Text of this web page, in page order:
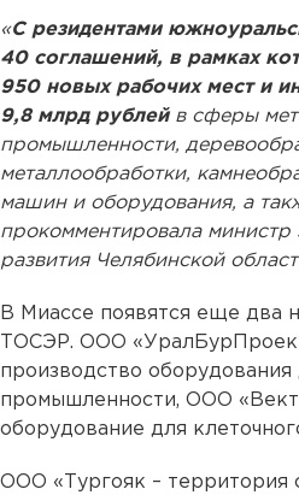
«С резидентами
40 соглашений, в рамках
950 новых рабочих мест и
9,8 млрд рублейв сферы
промышленности,
металлообработки,
машин и оборудования, а
прокомментировала министр
развития Челябинской
В Миассе появятся еще два
ТОСЭР. ООО
производство
промышленности, ООО
оборудование для
ООО «Тургояк – территория